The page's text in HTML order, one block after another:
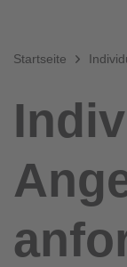
Startseite